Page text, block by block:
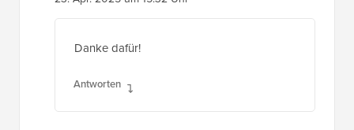
23. Apr. 2025 um 15:32 Uhr